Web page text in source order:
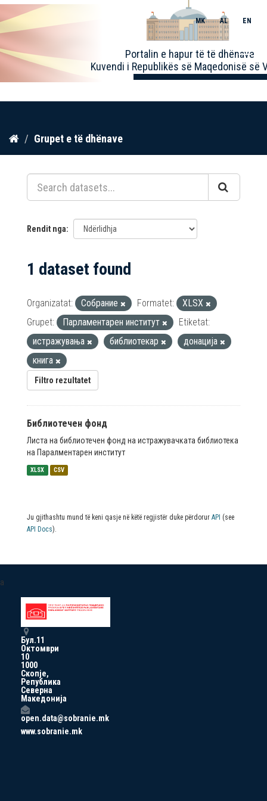
Kalo
përmbajtja
Portalin e hapur të të dhënave
Kuvendi i Republikës së Maqedonisë së
MK AL EN
Toggle
Grupet e të dhënave
Rendit nga
1 dataset found
Organizatat: Собрание Formatet:
XLSX
Grupet:
Парламентарен институт
Etiketat:
истражувања
библиотекар
донација
книга
Filtro rezultatet
Библиотечен фонд
Листа на библиотечен фонд на истражувачката библиотека
на Паралментарен институт
XLSX CSV
Ju gjithashtu mund të keni qasje në këtë regjistër duke përdorur API (see
API Docs).
a
Бул.11
Октомври
10
1000
Скопје,
Република
Северна
Македонија
open.data@sobranie.mk
www.sobranie.mk